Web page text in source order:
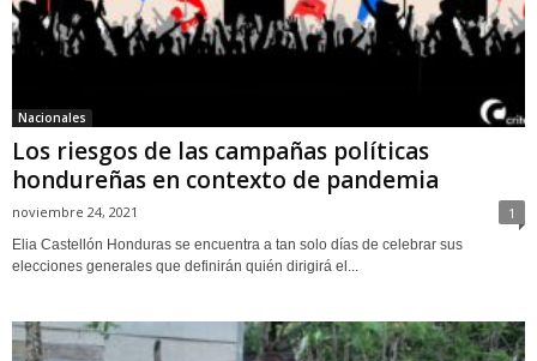
Nacionales
Los riesgos de las campañas políticas
hondureñas en contexto de pandemia
noviembre 24, 2021 1
Elia Castellón Honduras se encuentra a tan solo días de celebrar sus
elecciones generales que definirán quién dirigirá el...